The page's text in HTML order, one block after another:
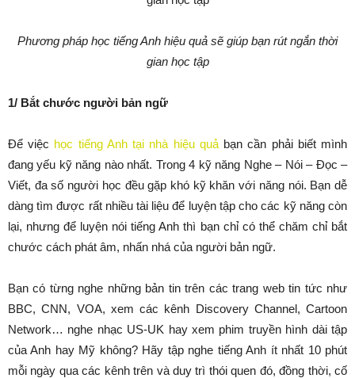
Phương pháp học tiếng Anh hiệu quả sẽ giúp bạn rút ngắn thời
gian học tập
1/ Bắt chước người bản ngữ
Để việc học tiếng Anh tại nhà hiệu quảbạn cần phải biết mình
đang yếu kỹ năng nào nhất. Trong 4 kỹ năng Nghe – Nói – Đọc –
Viết, đa số người học đều gặp khó kỹ khăn với năng nói. Bạn dễ
dàng tìm được rất nhiều tài liệu để luyện tập cho các kỹ năng còn
lại, nhưng để luyện nói tiếng Anh thì bạn chỉ có thể chăm chỉ bắt
chước cách phát âm, nhấn nhá của người bản ngữ.
Bạn có từng nghe những bản tin trên các trang web tin tức như
BBC, CNN, VOA, xem các kênh Discovery Channel, Cartoon
Network… nghe nhạc US-UK hay xem phim truyền hình dài tập
của Anh hay Mỹ không? Hãy tập nghe tiếng Anh ít nhất 10 phút
mỗi ngày qua các kênh trên và duy trì thói quen đó, đồng thời, cố